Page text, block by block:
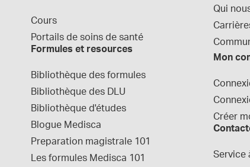
Cours
Portails de soins de santé
Formules et resources
Bibliothèque des formules
Bibliothèque des DLU
Bibliothèque d'études
Blogue Medisca
Preparation magistrale 101
Les formules Medisca 101
Qui
Mon
Créer
Service